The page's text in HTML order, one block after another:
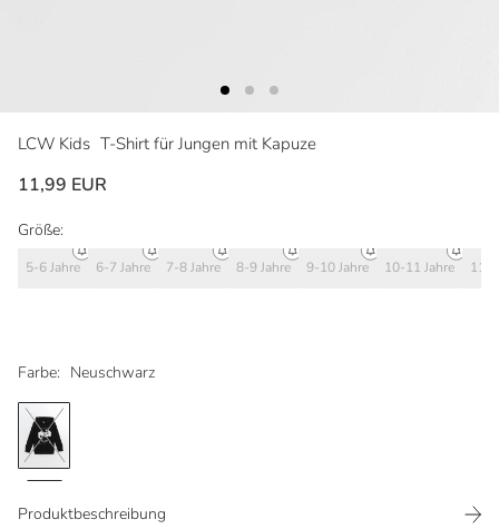
LCW Kids T-Shirt für Jungen mit Kapuze
11,99 EUR
Farbe: Neuschwarz
Größe:
5-6 Jahre 6-7 Jahre 7-8 Jahre 8-9 Jahre 9-10 Jahre 10-11 Jahre 11-
Produktbeschreibung